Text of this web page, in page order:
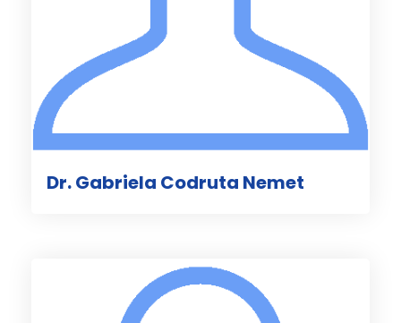
Dr. Gabriela Codruta Nemet